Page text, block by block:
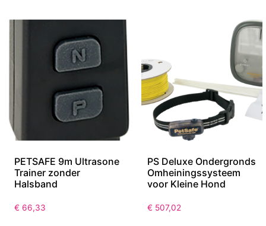
PETSAFE 9m Ultrasone
Trainer zonder
Halsband
€ 66,33
PS Deluxe Ondergronds
Omheiningssysteem
voor Kleine Hond
€ 507,02